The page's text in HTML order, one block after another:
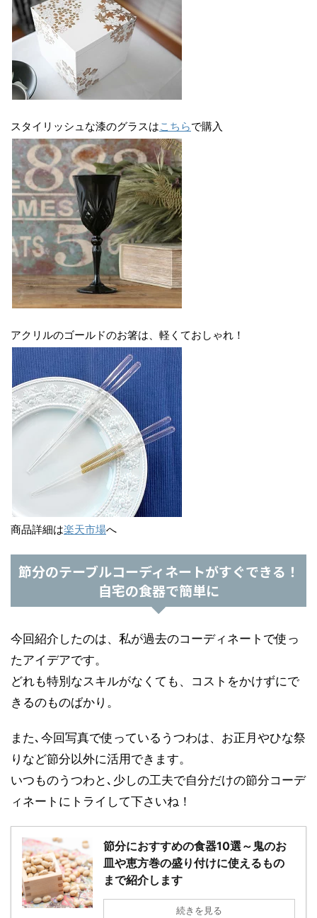
スタイリッシュな漆のグラスはこちらで購入
アクリルのゴールドのお箸は、軽くておしゃれ！
商品詳細は楽天市場へ
節分のテーブルコーディネートがすぐできる！
自宅の食器で簡単に
今回紹介したのは、私が過去のコーディネートで使っ
たアイデアです。
どれも特別なスキルがなくても、コストをかけずにで
きるのものばかり。
また､今回写真で使っているうつわは、お正月やひな祭
りなど節分以外に活用できます。
いつものうつわと､少しの工夫で自分だけの節分コーデ
ィネートにトライして下さいね！
節分におすすめの食器10選～鬼のお
皿や恵方巻の盛り付けに使えるもの
まで紹介します
続きを見る